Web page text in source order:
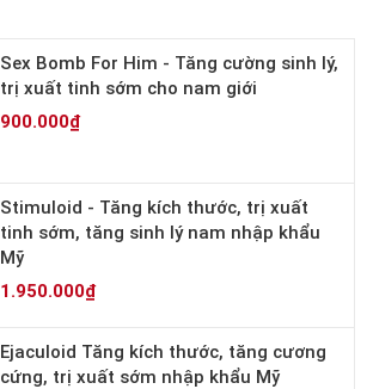
Sex Bomb For Him - Tăng cường sinh lý,
trị xuất tinh sớm cho nam giới
900.000₫
Stimuloid - Tăng kích thước, trị xuất
tinh sớm, tăng sinh lý nam nhập khẩu
Mỹ
1.950.000₫
Ejaculoid Tăng kích thước, tăng cương
cứng, trị xuất sớm nhập khẩu Mỹ